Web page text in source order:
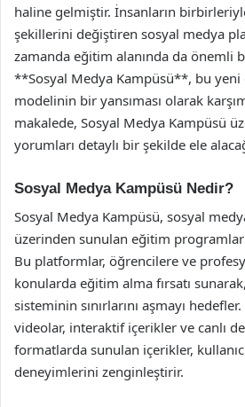
haline gelmiştir. İnsanların
şekillerini değiştiren sosyal medya
zamanda eğitim alanında da önemli
**Sosyal Medya Kampüsü**, bu
modelinin bir yansıması olarak
makalede, Sosyal Medya Kampüsü
yorumları detaylı bir şekilde ele
Sosyal Medya Kampüsü Nedir?
Sosyal Medya Kampüsü, sosyal
üzerinden sunulan eğitim
Bu platformlar, öğrencilere ve
konularda eğitim alma fırsatı
sisteminin sınırlarını aşmayı
videolar, interaktif içerikler ve canlı
formatlarda sunulan içerikler,
deneyimlerini zenginleştirir.